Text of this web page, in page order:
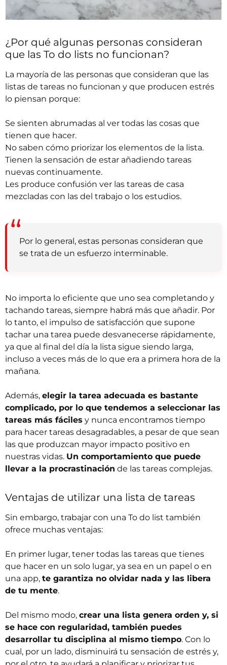
¿Por qué algunas personas consideran
que las To do lists no funcionan?
La mayoría de las personas que consideran que las
listas de tareas no funcionan y que producen estrés
lo piensan porque:
Se sienten abrumadas al ver todas las cosas que
tienen que hacer.
No saben cómo priorizar los elementos de la lista.
Tienen la sensación de estar añadiendo tareas
nuevas continuamente.
Les produce confusión ver las tareas de casa
mezcladas con las del trabajo o los estudios.
Por lo general, estas personas consideran que
se trata de un esfuerzo interminable.
No importa lo eficiente que uno sea completando y
tachando tareas, siempre habrá más que añadir. Por
lo tanto, el impulso de satisfacción que supone
tachar una tarea puede desvanecerse rápidamente,
ya que al final del día la lista sigue siendo larga,
incluso a veces más de lo que era a primera hora de la
mañana.
Además, elegir la tarea adecuada es bastante
complicado, por lo que tendemos a seleccionar las
tareas más fáciles y nunca encontramos tiempo
para hacer tareas desagradables, a pesar de que sean
las que produzcan mayor impacto positivo en
nuestras vidas. Un comportamiento que puede
llevar a la procrastinación de las tareas complejas.
Ventajas de utilizar una lista de tareas
Sin embargo, trabajar con una To do list también
ofrece muchas ventajas:
En primer lugar, tener todas las tareas que tienes
que hacer en un solo lugar, ya sea en un papel o en
una app, te garantiza no olvidar nada y las libera
de tu mente.
Del mismo modo, crear una lista genera orden y, si
se hace con regularidad, también puedes
desarrollar tu disciplina al mismo tiempo. Con lo
cual, por un lado, disminuirá tu sensación de estrés y,